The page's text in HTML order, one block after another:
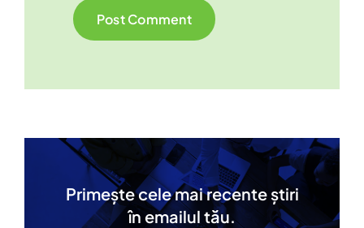
Primește cele mai recente știri
în emailul tău.